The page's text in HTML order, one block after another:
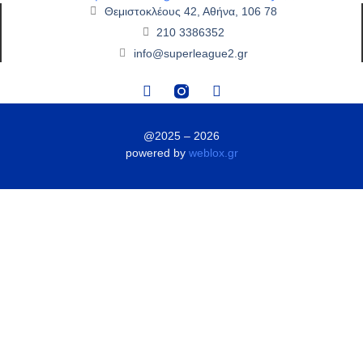
Θεμιστοκλέους 42, Αθήνα, 106 78
210 3386352
info@superleague2.gr
@2025 – 2026
powered by weblox.gr